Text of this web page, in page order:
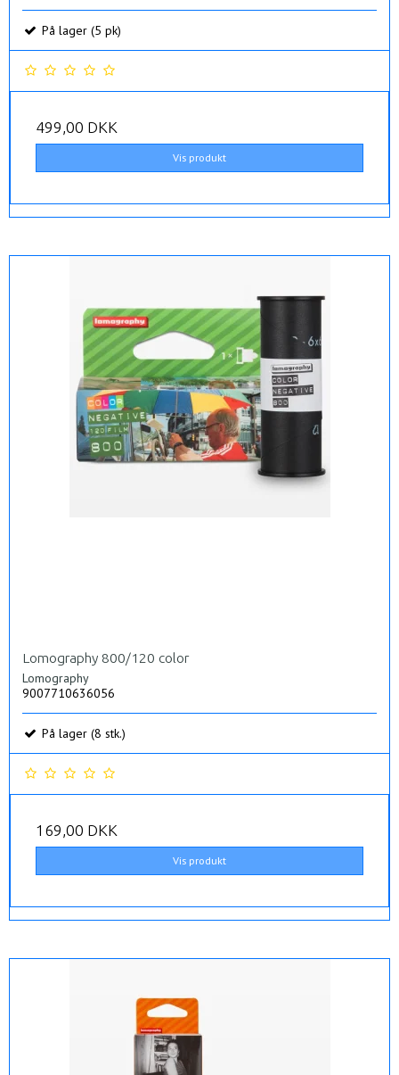
På lager (5 pk)
499,00 DKK
Vis produkt
Lomography 800/120 color
Lomography
9007710636056
På lager (8 stk.)
169,00 DKK
Vis produkt